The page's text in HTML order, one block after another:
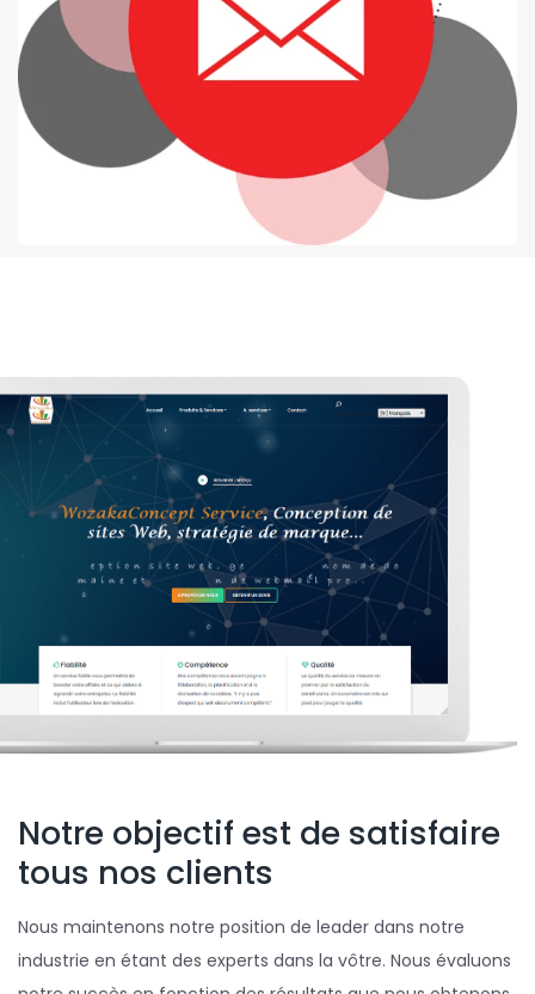
Notre objectif est de satisfaire
tous nos clients
Nous maintenons notre position de leader dans notre
industrie en étant des experts dans la vôtre. Nous évaluons